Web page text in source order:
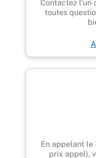
Contactez l'un
toutes
En appelant le
prix appel),